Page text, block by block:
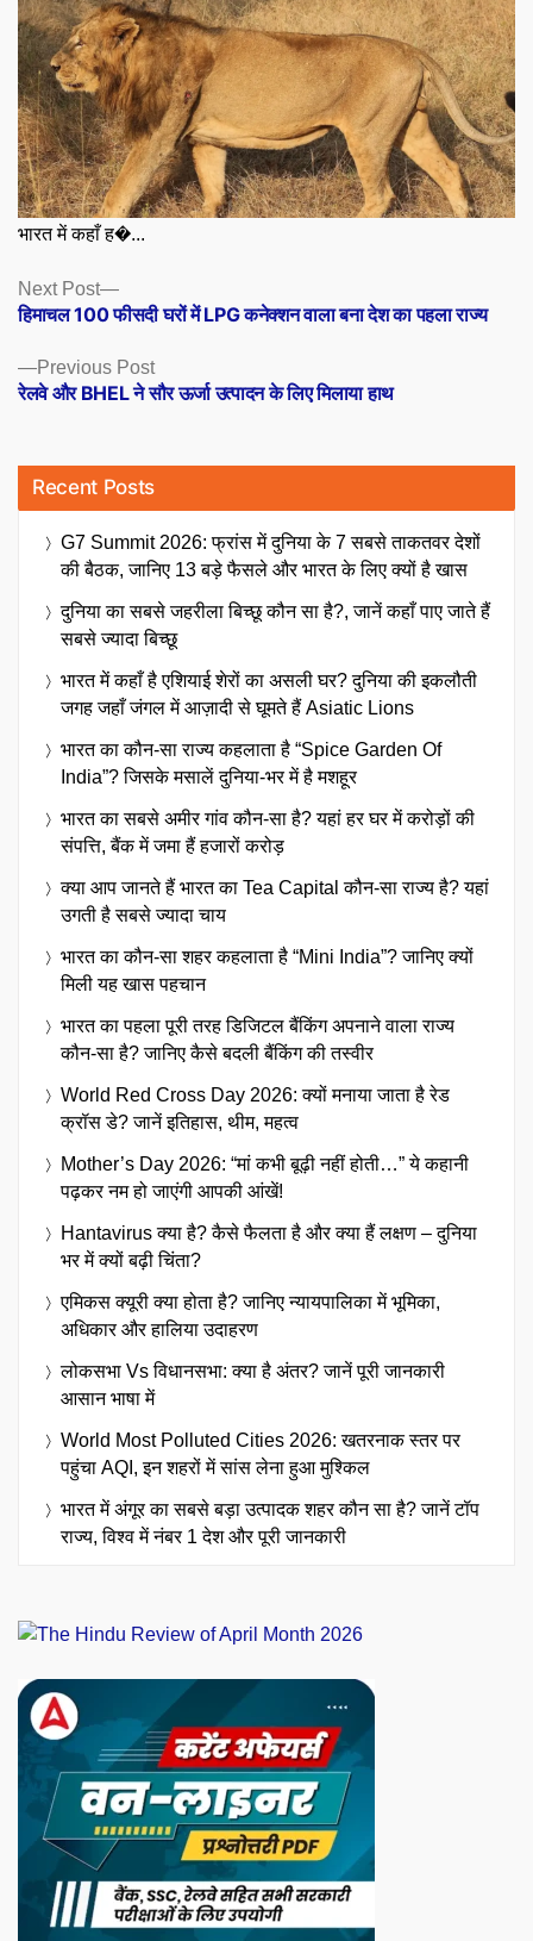
भारत में कहाँ ह�...
Posts
navigation
Previous PostPrevious
post:
रेलवे और BHEL ने सौर ऊर्जा उत्पादन के लिए मिलाया हाथ
Next Post
Next
post:
हिमाचल 100 फीसदी घरों में LPG कनेक्शन वाला बना देश का पहला राज्य
Recent Posts
G7 Summit 2026: फ्रांस में दुनिया के 7 सबसे ताकतवर देशों
की बैठक, जानिए 13 बड़े फैसले और भारत के लिए क्यों है खास
दुनिया का सबसे जहरीला बिच्छू कौन सा है?, जानें कहाँ पाए जाते हैं
सबसे ज्यादा बिच्छू
भारत में कहाँ है एशियाई शेरों का असली घर? दुनिया की इकलौती
जगह जहाँ जंगल में आज़ादी से घूमते हैं Asiatic Lions
भारत का कौन-सा राज्य कहलाता है “Spice Garden Of
India”? जिसके मसालें दुनिया-भर में है मशहूर
भारत का सबसे अमीर गांव कौन-सा है? यहां हर घर में करोड़ों की
संपत्ति, बैंक में जमा हैं हजारों करोड़
क्या आप जानते हैं भारत का Tea Capital कौन-सा राज्य है? यहां
उगती है सबसे ज्यादा चाय
भारत का कौन-सा शहर कहलाता है “Mini India”? जानिए क्यों
मिली यह खास पहचान
भारत का पहला पूरी तरह डिजिटल बैंकिंग अपनाने वाला राज्य
कौन-सा है? जानिए कैसे बदली बैंकिंग की तस्वीर
World Red Cross Day 2026: क्यों मनाया जाता है रेड
क्रॉस डे? जानें इतिहास, थीम, महत्व
Mother’s Day 2026: “मां कभी बूढ़ी नहीं होती…” ये कहानी
पढ़कर नम हो जाएंगी आपकी आंखें!
Hantavirus क्या है? कैसे फैलता है और क्या हैं लक्षण – दुनिया
भर में क्यों बढ़ी चिंता?
एमिकस क्यूरी क्या होता है? जानिए न्यायपालिका में भूमिका,
अधिकार और हालिया उदाहरण
लोकसभा Vs विधानसभा: क्या है अंतर? जानें पूरी जानकारी
आसान भाषा में
World Most Polluted Cities 2026: खतरनाक स्तर पर
पहुंचा AQI, इन शहरों में सांस लेना हुआ मुश्किल
भारत में अंगूर का सबसे बड़ा उत्पादक शहर कौन सा है? जानें टॉप
राज्य, विश्व में नंबर 1 देश और पूरी जानकारी